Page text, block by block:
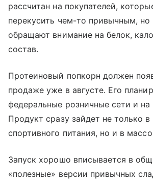
рассчитан на покупателей,
перекусить чем-то привычным, но
обращают внимание на белок,
состав.
Протеиновый попкорн должен
продаже уже в августе. Его
федеральные розничные сети и
Продукт сразу зайдет не только
спортивного питания, но и в
Запуск хорошо вписывается в
«полезные» версии привычных